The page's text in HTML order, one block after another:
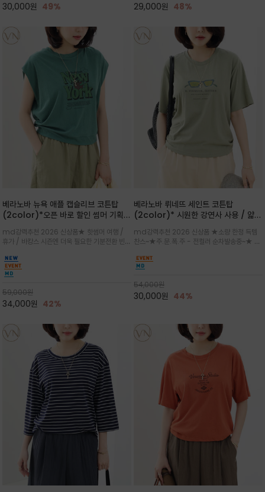
30,000원 49% 29,000원 48%
베라노바 뉴욕 애플 캡슬리브 코튼탑
(2color)*오픈 바로 할인 썸머 기획
★ 한정수량 제작 ★ 강연 코튼으로 빈
티지 프린트로 여름 하의와 모두 잘어울
리는 그래픽
md강력추천 2026 신상품★ 핫썸머 여행 /
휴가 / 바캉스 시즌엔 더욱 필요한 기분전환 빈티
부에 산뜻하게 닿는 프리미엄 /답답함 없는 라운
드 넥라인과 자연스럽게 어깨를 감싸는 캡슬리브
디자인이 팔 라인을 더욱 날씬
59,000원
34,000원 42%
베라노바 뤼네뜨 세인트 코튼탑
(2color)* 시원한 강연사 사용 / 얇고
피부에 잘 달라붙지 않아 통기성이 탁월
md강력추천 2026 신상품 ★소량 한정 득템
찬스~★주.문.폭.주 - 전컬러 순차발송중~★ 감
라인과 여유 있는 스탠다드 핏으로 부담 없이 착
용/과하지 않은 프린트 디테일이 룩에 세련된 위
트를 더해 데일리 룩에 포인트
54,000원
30,000원 44%